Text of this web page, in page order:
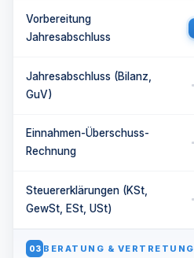
Vorbereitung
Jahresabschluss
Jahresabschluss (Bilanz,
GuV)
Einnahmen-Überschuss-
Rechnung
Steuererklärungen (KSt,
GewSt, ESt, USt)
03 BERATUNG & VERTRETUNG